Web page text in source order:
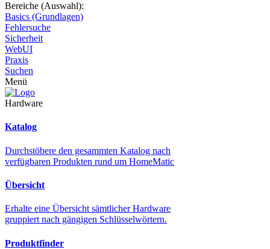
Bereiche (Auswahl):
Basics (Grundlagen)
Fehlersuche
Sicherheit
WebUI
Praxis
Suchen
Menü
Hardware
Katalog
Durchstöbere den gesammten Katalog nach
verfügbaren Produkten rund um HomeMatic
Übersicht
Erhalte eine Übersicht sämtlicher Hardware
gruppiert nach gängigen Schlüsselwörtern.
Produktfinder